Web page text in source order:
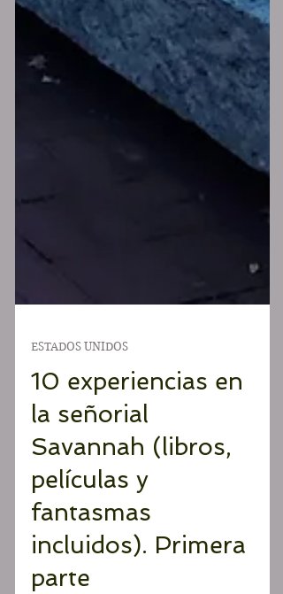
ESTADOS UNIDOS
10 experiencias en
la señorial
Savannah (libros,
películas y
fantasmas
incluidos). Primera